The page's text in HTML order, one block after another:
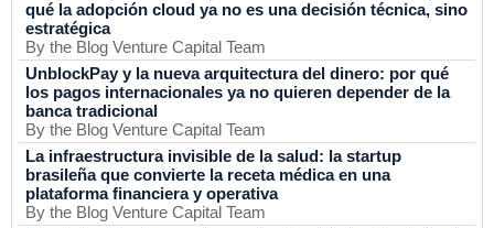
qué la adopción cloud ya no es una decisión técnica, sino
estratégica
By the Blog Venture Capital Team
UnblockPay y la nueva arquitectura del dinero: por qué
los pagos internacionales ya no quieren depender de la
banca tradicional
By the Blog Venture Capital Team
La infraestructura invisible de la salud: la startup
brasileña que convierte la receta médica en una
plataforma financiera y operativa
By the Blog Venture Capital Team